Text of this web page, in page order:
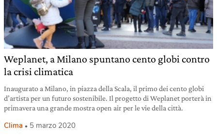
Weplanet, a Milano spuntano cento globi contro
la crisi climatica
Inaugurato a Milano, in piazza della Scala, il primo dei cento globi
d’artista per un futuro sostenibile. Il progetto di Weplanet porterà in
primavera una grande mostra open air per le vie della città.
Clima 5 marzo 2020